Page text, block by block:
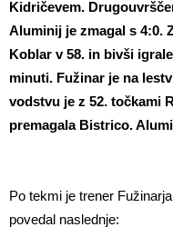
Kidričevem.
Aluminij je zmagal s 4:0.
Koblar v 58. in bivši
minuti. Fužinar je na
vodstvu je z 52. točkami
premagala Bistrico.
Po tekmi je trener Fužinarja
povedal naslednje: